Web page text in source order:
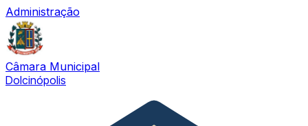
Administração
Câmara Municipal
Dolcinópolis